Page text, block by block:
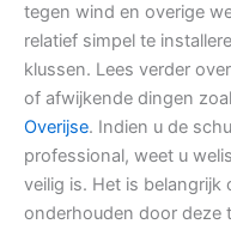
tegen wind en overige
relatief simpel te
klussen. Lees verder
of afwijkende dingen
Overijse. Indien u de
professional, weet u
veilig is. Het is
onderhouden door deze